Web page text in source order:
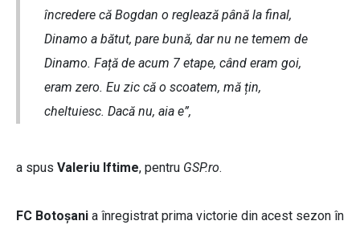
încredere că Bogdan o reglează până la final,
Dinamo a bătut, pare bună, dar nu ne temem de
Dinamo. Față de acum 7 etape, când eram goi,
eram zero. Eu zic că o scoatem, mă țin,
cheltuiesc. Dacă nu, aia e”,
a spus Valeriu Iftime, pentru GSP.ro.
FC Botoșani a înregistrat prima victorie din acest sezon în